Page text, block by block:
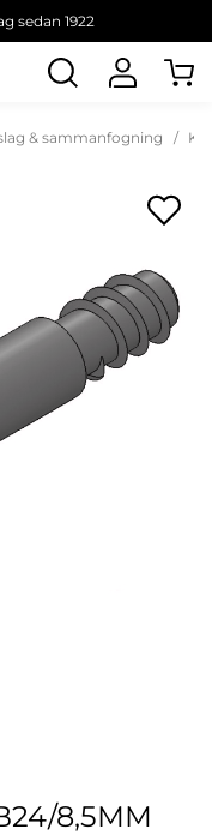
sedan 1922
& sammanfogning
8,5MM